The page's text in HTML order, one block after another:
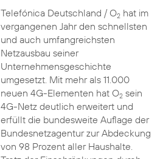
Telefónica Deutschland / O2hat im
vergangenen Jahr den schnellsten
und auch umfangreichsten
Netzausbau seiner
Unternehmensgeschichte
umgesetzt. Mit mehr als 11.000
neuen 4G-Elementen hat O2sein
4G-Netz deutlich erweitert und
erfüllt die bundesweite Auflage der
Bundesnetzagentur zur Abdeckung
von 98 Prozent aller Haushalte.